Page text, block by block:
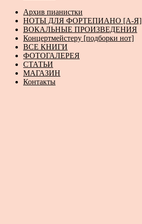
Архив пианистки
НОТЫ ДЛЯ ФОРТЕПИАНО [А-Я]
ВОКАЛЬНЫЕ ПРОИЗВЕДЕНИЯ
Концертмейстеру [подборки нот]
ВСЕ КНИГИ
ФОТОГАЛЕРЕЯ
СТАТЬИ
МАГАЗИН
Контакты